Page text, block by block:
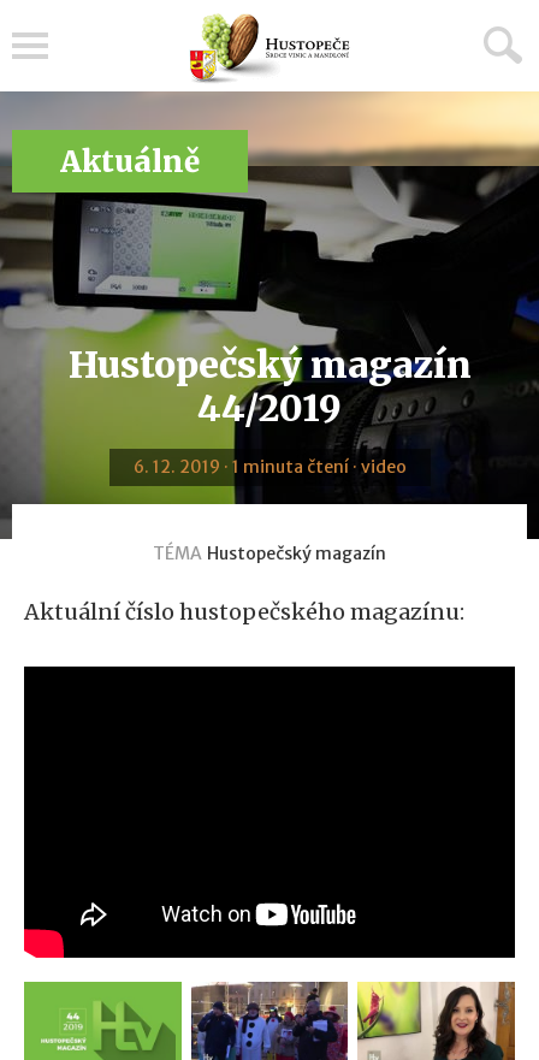
Aktuálně
Hustopečský magazín
44/2019
6. 12. 2019 · 1 minuta čtení · video
TÉMA Hustopečský magazín
Aktuální číslo hustopečského magazínu: